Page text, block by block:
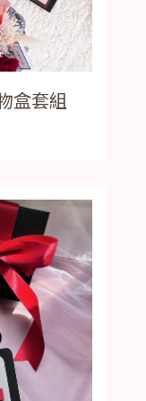
盒套組